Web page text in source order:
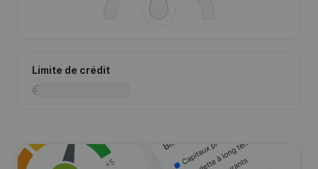
Limite de crédit